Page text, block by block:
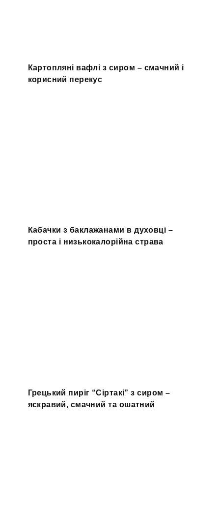
Картопляні вафлі з сиром – смачний і
корисний перекус
Кабачки з баклажанами в духовці –
проста і низькокалорійна страва
Грецький пиріг “Сіртакі” з сиром –
яскравий, смачний та ошатний